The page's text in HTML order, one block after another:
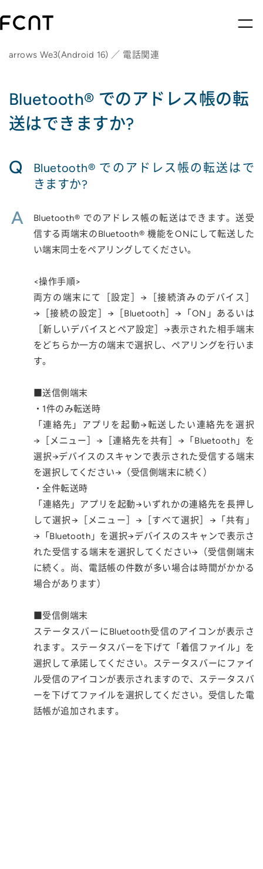
arrows We3(Android 16) ／ 電話関連
Bluetooth® でのアドレス帳の転
送はできますか?
Q
Bluetooth® でのアドレス帳の転送はで
きますか?
A
Bluetooth® でのアドレス帳の転送はできます。送受
信する両端末のBluetooth® 機能をONにして転送した
い端末同士をペアリングしてください。
<操作手順>
両方の端末にて［設定］→［接続済みのデバイス］
→［接続の設定］→［Bluetooth］→「ON」あるいは
［新しいデバイスとペア設定］→表示された相手端末
をどちらか一方の端末で選択し、ペアリングを行いま
す。
■送信側端末
・1件のみ転送時
「連絡先」アプリを起動→転送したい連絡先を選択
→［メニュー］→［連絡先を共有］→「Bluetooth」を
選択→デバイスのスキャンで表示された受信する端末
を選択してください→（受信側端末に続く）
・全件転送時
「連絡先」アプリを起動→いずれかの連絡先を長押し
して選択→［メニュー］→［すべて選択］→「共有」
→「Bluetooth」を選択→デバイスのスキャンで表示さ
れた受信する端末を選択してください→（受信側端末
に続く。尚、電話帳の件数が多い場合は時間がかかる
場合があります）
■受信側端末
ステータスバーにBluetooth受信のアイコンが表示さ
れます。ステータスバーを下げて「着信ファイル」を
選択して承諾してください。ステータスバーにファイ
ル受信のアイコンが表示されますので、ステータスバ
ーを下げてファイルを選択してください。受信した電
話帳が追加されます。